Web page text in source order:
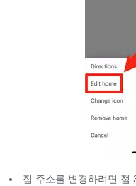
집 주소를 변경하려면 점